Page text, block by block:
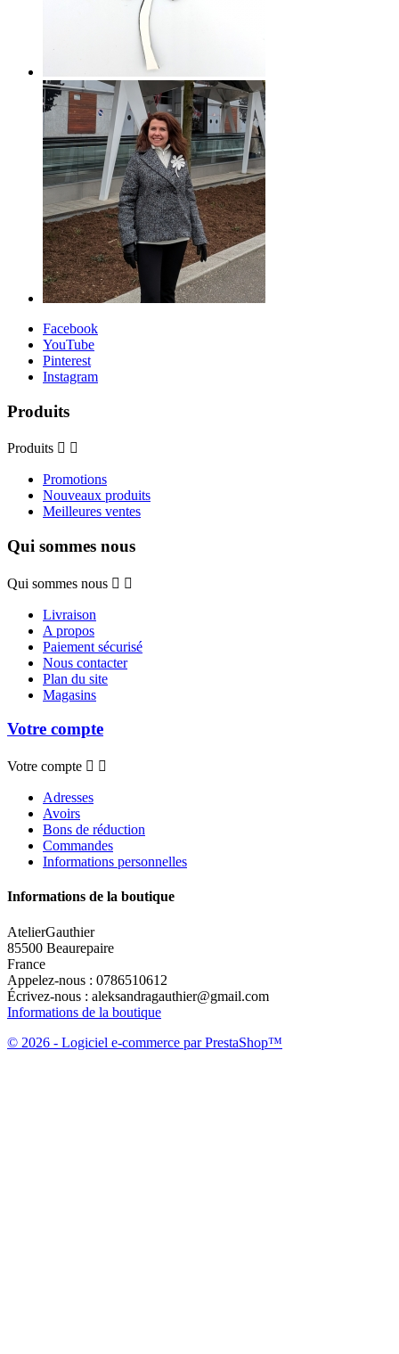
Facebook
YouTube
Pinterest
Instagram
Produits
Produits  
Promotions
Nouveaux produits
Meilleures ventes
Qui sommes nous
Qui sommes nous  
Livraison
A propos
Paiement sécurisé
Nous contacter
Plan du site
Magasins
Votre compte
Votre compte  
Adresses
Avoirs
Bons de réduction
Commandes
Informations personnelles
Informations de la boutique
AtelierGauthier
85500 Beaurepaire
France
Appelez-nous : 0786510612
Écrivez-nous : aleksandragauthier@gmail.com
Informations de la boutique
© 2026 - Logiciel e-commerce par PrestaShop™